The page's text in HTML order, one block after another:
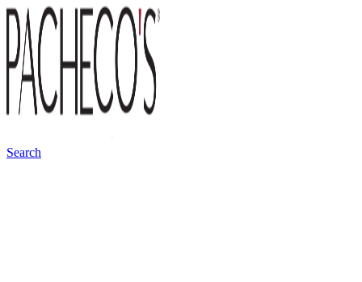
Search